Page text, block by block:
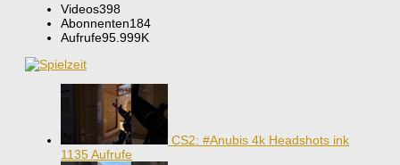
Videos398
Abonnenten184
Aufrufe95.999K
CS2: #Anubis 4k Headshots ink
1135 Aufrufe